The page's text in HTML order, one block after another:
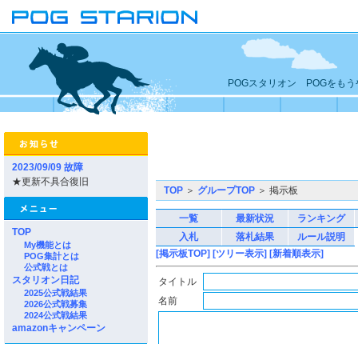
POGスタリオン POGをもう
2023/09/09 故障
★更新不具合復旧
TOP
My機能とは
POG集計とは
公式戦とは
スタリオン日記
2025公式戦結果
2026公式戦募集
2024公式戦結果
amazonキャンペーン
TOP ＞ グループTOP ＞ 掲示板
一覧 最新状況
ランキング
入札
落札結果
ルール説明
[掲示板TOP] [ツリー表示] [新着順表示]
タイトル
名前